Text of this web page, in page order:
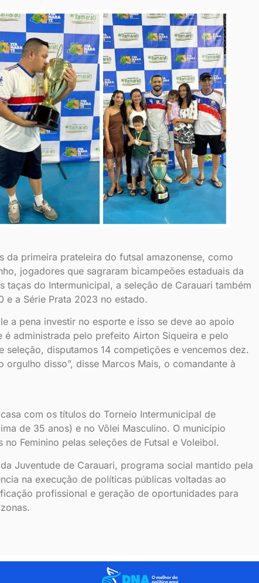
da primeira prateleira do futsal amazonense, como
jogadores que sagraram bicampeões estaduais da
taças do Intermunicipal, a seleção de Carauari também
e a Série Prata 2023 no estado.
a pena investir no esporte e isso se deve ao apoio
é administrada pelo prefeito Airton Siqueira e pelo
disputamos 14 competições e vencemos dez.
orgulho disso”, disse Marcos Mais, o comandante à
com os títulos do Torneio Intermunicipal de
de 35 anos) e no Vôlei Masculino. O município
Feminino pelas seleções de Futsal e Voleibol.
Juventude de Carauari, programa social mantido pela
na execução de políticas públicas voltadas ao
profissional e geração de oportunidades para